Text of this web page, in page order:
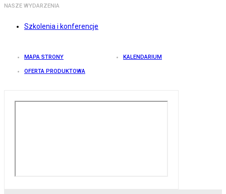
NASZE WYDARZENIA
Szkolenia i konferencje
MAPA STRONY KALENDARIUM
OFERTA PRODUKTOWA